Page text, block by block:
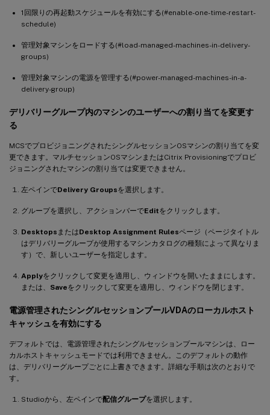
1回限りの再起動スケジュールを有効にする(#enable-one-time-restart-
schedule)
管理対象マシンをロードする(#load-managed-machines-in-delivery-
groups)
管理対象マシンの電源を管理する(#power-managed-machines-in-a-
delivery-group)
デリバリーグループ内のマシンのユーザーへの割り当てを変更す
る
MCSでプロビジョニングされたシングルセッションOSマシンの割り当てを変
更できます。マルチセッションOSマシンまたはCitrix Provisioningでプロビ
ジョニングされたマシンの割り当ては変更できません。
左ペインでDelivery Groupsを選択します。
グループを選択し、アクションバーでEditをクリックします。
Desktops またはDesktop Assignment Rulesページ（ページタイトル
はデリバリーグループが使用するマシンカタログの種類によって異なりま
す）で、新しいユーザーを指定します。
Applyをクリックして変更を適用し、ウィンドウを開いたままにします。
または、 Saveをクリックして変更を適用し、ウィンドウを閉じます。
電源管理されたシングルセッションプールVDAのローカルホスト
キャッシュを有効にする
デフォルトでは、電源管理されたシングルセッションプールマシンは、ロー
カルホストキャッシュモードでは利用できません。このデフォルトの動作
は、デリバリーグループごとに上書きできます。詳細な手順は次のとおりで
す。
Studioから、左ペインで配信グループを選択します。